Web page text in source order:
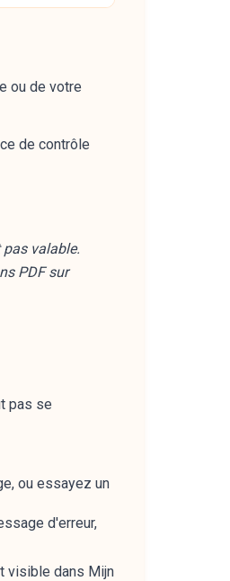
ou de votre
de contrôle
valable.
PDF sur
pas se
ou essayez un
d'erreur,
visible dans Mijn